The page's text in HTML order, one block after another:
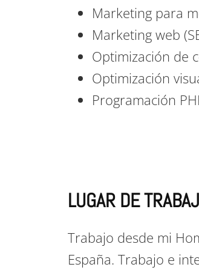
Marketing para
Marketing web
Optimización de
Optimización
Programación
LUGAR DE
Trabajo desde mi
España. Trabajo e